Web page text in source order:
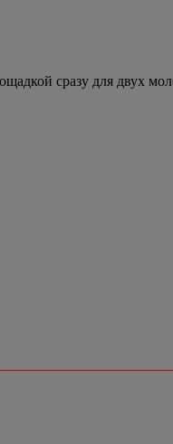
сразу для двух